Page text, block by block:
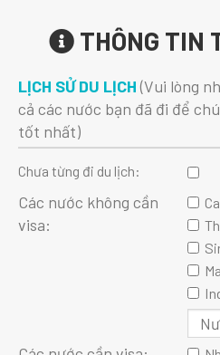
THÔNG TIN
LỊCH SỬ DU LỊCH(Vui lòng
cả các nước bạn đã đi để
tốt nhất)
Chưa từng đi du lịch:
Các nước không cần
visa: